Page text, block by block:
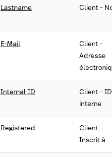
Lastname Client -
E-Mail
Client -
Adresse
Internal ID
Client - ID
interne
Registered
Client -
Inscrit à